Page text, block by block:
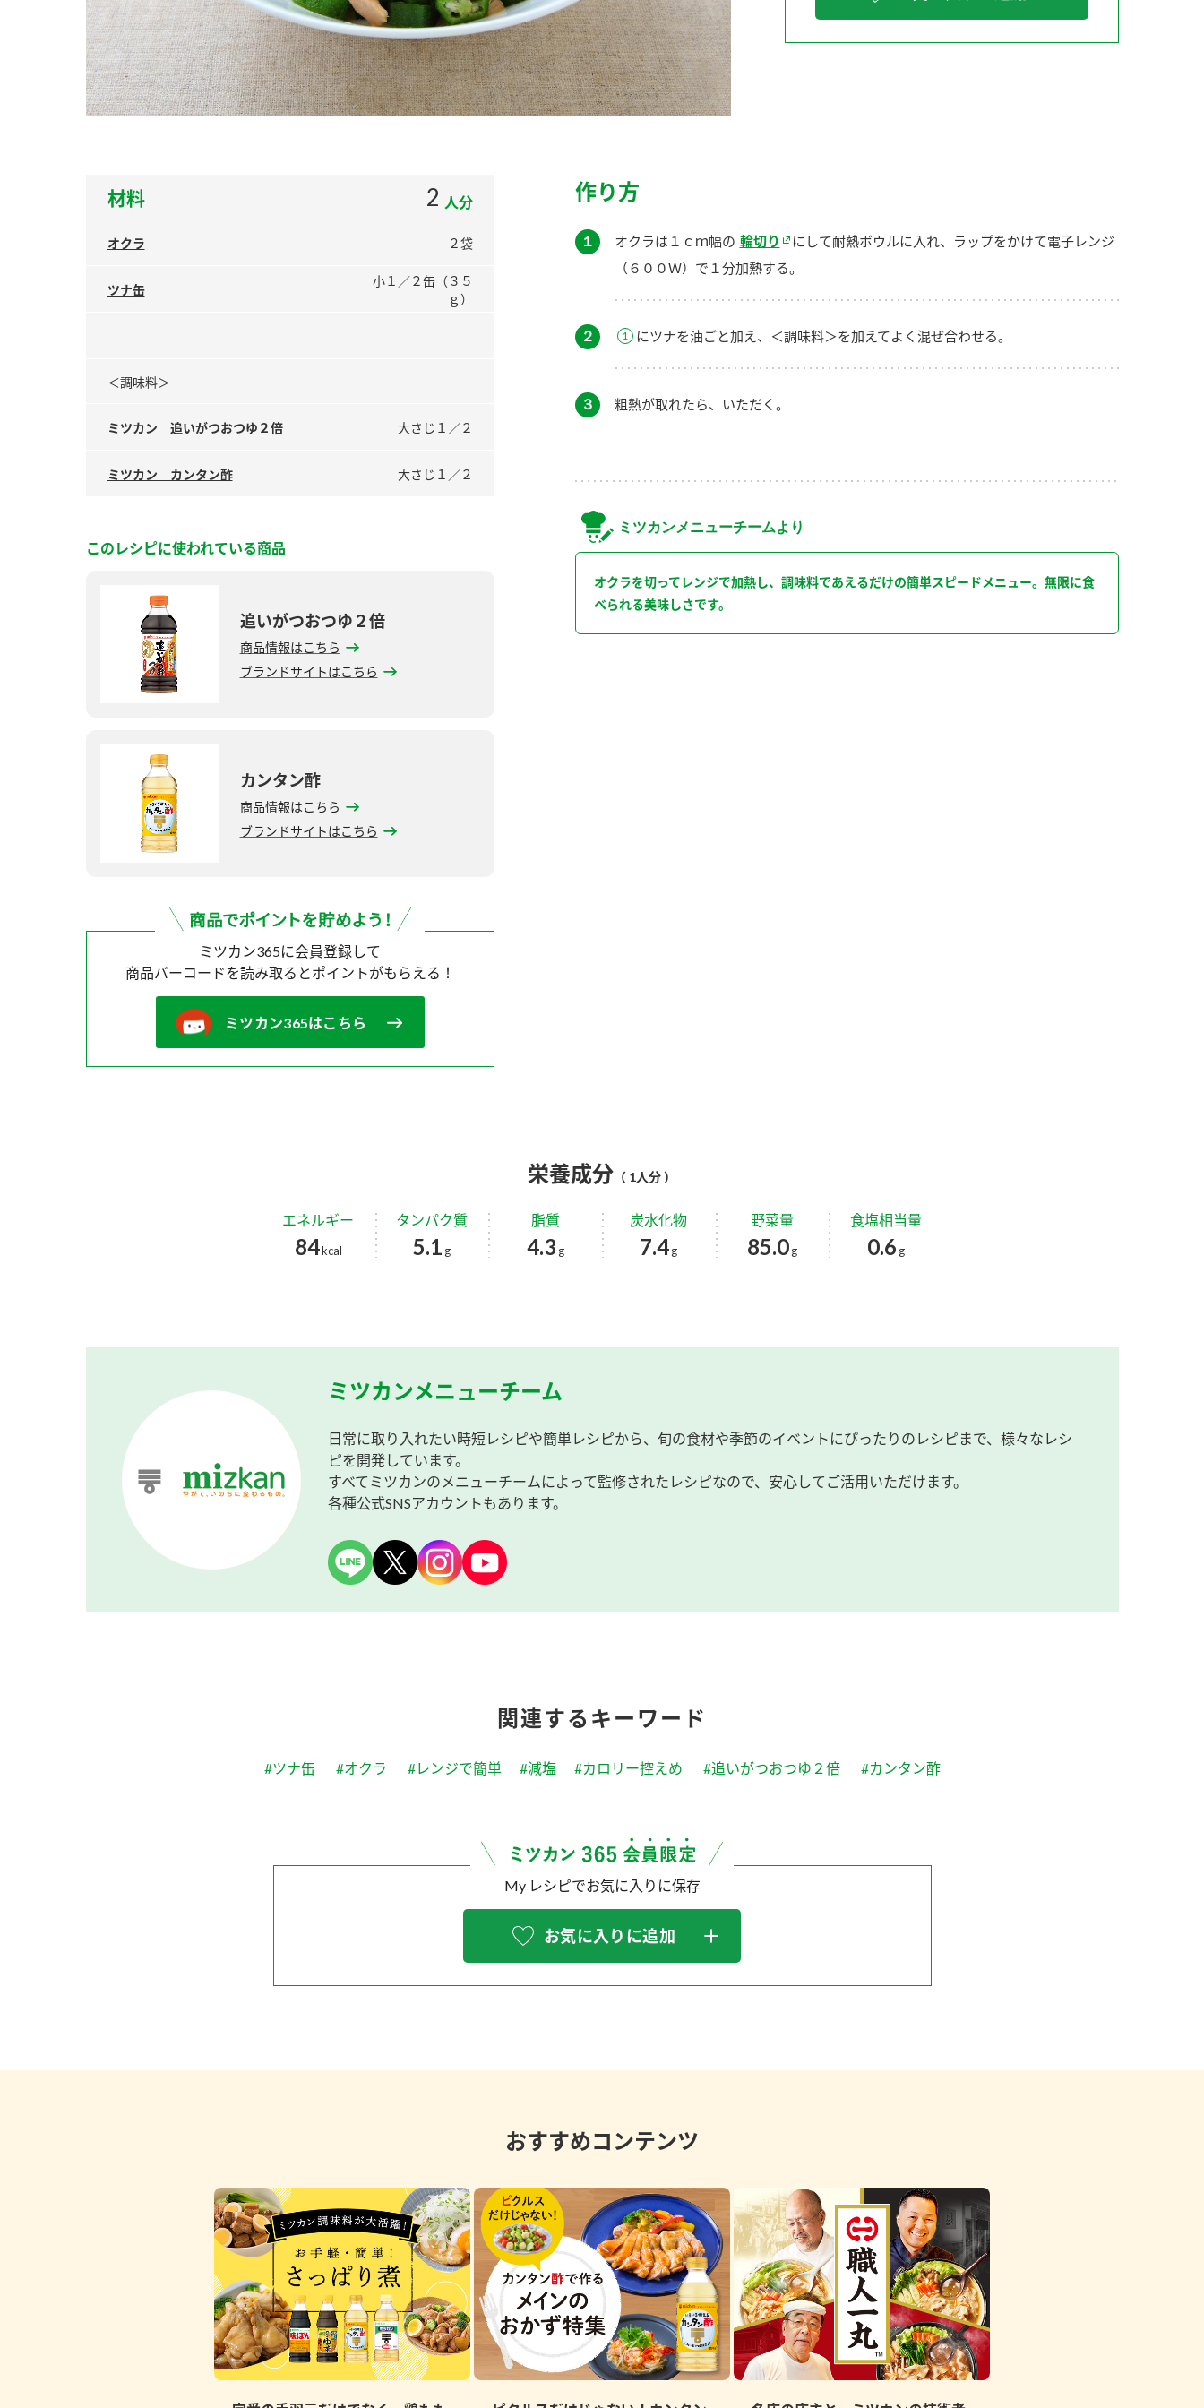
材料 2 人分
オクラ ２袋
ツナ缶
小１／２缶（３５
ｇ）
＜調味料＞
ミツカン 追いがつおつゆ２倍 大さじ１／２
ミツカン カンタン酢 大さじ１／２
このレシピに使われている商品
追いがつおつゆ２倍
商品情報はこちら
ブランドサイトはこちら
カンタン酢
商品情報はこちら
ブランドサイトはこちら
ミツカン365に会員登録して
商品バーコードを読み取ると ポイントがもらえる！
ミツカン365はこちら
作り方
１ オクラは１ｃｍ幅の 輪切り
にして耐熱ボウルに入れ、ラップをかけて電子レンジ
（６００Ｗ）で１分加熱する。
２ にツナを油ごと加え、＜調味料＞を加えてよく混ぜ合わせる。
３ 粗熱が取れたら、いただく。
ミツカンメニューチームより
オクラを切ってレンジで加熱し、調味料であえるだけの簡単スピードメニュー。無限に食
べられる美味しさです。
栄養成分 （ 1人分 ）
エネルギー
84kcal
タンパク質
5.1 g
脂質
4.3 g
炭水化物
7.4g
野菜量
85.0g
食塩相当量
0.6 g
ミツカンメニューチーム
日常に取り入れたい時短レシピや簡単レシピから、旬の食材や季節のイベントにぴったりのレシピまで、様々なレシ
ピを開発しています。
すべてミツカンのメニューチームによって監修されたレシピなので、安心してご活用いただけます。
各種公式SNSアカウントもあります。
関連するキーワード
#ツナ缶 #オクラ #レンジで簡単 #減塩 #カロリー控えめ #追いがつおつゆ２倍 #カンタン酢
My レシピでお気に入りに保存
お気に入りに追加
おすすめコンテンツ